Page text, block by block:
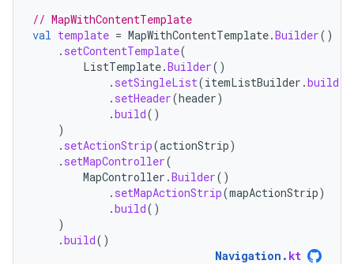
// MapWithContentTemplate
val template = MapWithContentTemplate.Builder()
. setContentTemplate(
ListTemplate.Builder()
. setSingleList(itemListBuilder .build
. setHeader(header)
.build()
)
. setActionStrip(actionStrip)
. setMapController(
MapController .Builder()
. setMapActionStrip(mapActionStrip)
.build()
)
.build()
Navigation . kt